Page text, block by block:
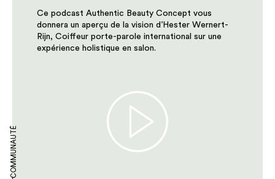
Ce podcast Authentic Beauty Concept vous
donnera un aperçu de la vision d’Hester Wernert-
Rijn, Coiffeur porte-parole international sur une
expérience holistique en salon.
COMMUNAUTÉ